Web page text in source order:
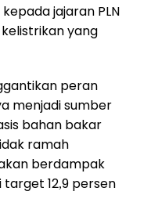
jajaran PLN
yang
peran
menjadi sumber
bahan bakar
ramah
berdampak
12,9 persen